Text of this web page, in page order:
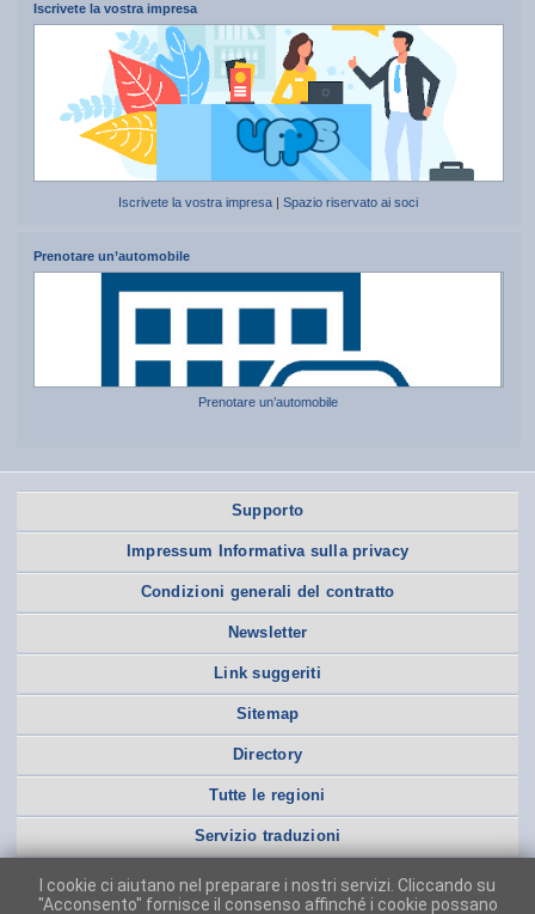
Iscrivete la vostra impresa
Iscrivete la vostra impresa |Spazio riservato ai soci
Prenotare un’automobile
Prenotare un’automobile
Supporto
Impressum Informativa sulla privacy
Condizioni generali del contratto
Newsletter
Link suggeriti
Sitemap
Directory
Tutte le regioni
Servizio traduzioni
I cookie ci aiutano nel preparare i nostri servizi. Cliccando su
"Acconsento" fornisce il consenso affinché i cookie possano